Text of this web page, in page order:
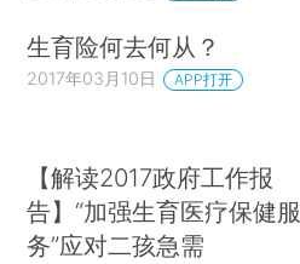
生育险何去何从？
2017年03月10日 APP打开
【解读2017政府工作报
告】“加强生育医疗保健服
务”应对二孩急需